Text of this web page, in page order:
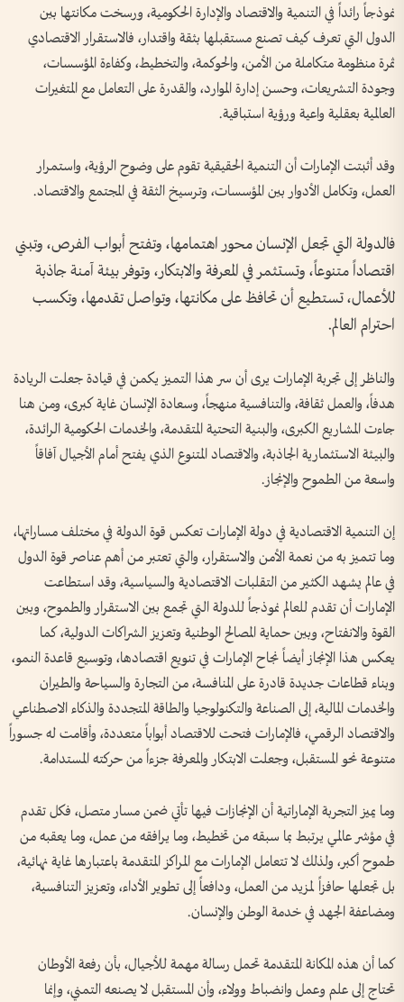
نموذجاً رائداً في التنمية والاقتصاد والإدارة الحكومية، ورسخت مكانتها بين
الدول التي تعرف كيف تصنع مستقبلها بثقة واقتدار، فالاستقرار الاقتصادي
ثمرة منظومة متكاملة من الأمن، والحوكمة، والتخطيط، وكفاءة المؤسسات،
وجودة التشريعات، وحسن إدارة الموارد، والقدرة على التعامل مع المتغيرات
العالمية بعقلية واعية ورؤية استباقية.
وقد أثبتت الإمارات أن التنمية الحقيقية تقوم على وضوح الرؤية، واستمرار
العمل، وتكامل الأدوار بين المؤسسات، وترسيخ الثقة في المجتمع والاقتصاد.
فالدولة التي تجعل الإنسان محور اهتمامها، وتفتح أبواب الفرص، وتبني
اقتصاداً متنوعاً، وتستثمر في المعرفة والابتكار، وتوفر بيئة آمنة جاذبة
للأعمال، تستطيع أن تحافظ على مكانتها، وتواصل تقدمها، وتكسب
احترام العالم.
والناظر إلى تجربة الإمارات يرى أن سر هذا التميز يكمن في قيادة جعلت الريادة
هدفاً، والعمل ثقافة، والتنافسية منهجاً، وسعادة الإنسان غاية كبرى، ومن هنا
جاءت المشاريع الكبرى، والبنية التحتية المتقدمة، والخدمات الحكومية الرائدة،
والبيئة الاستثمارية الجاذبة، والاقتصاد المتنوع الذي يفتح أمام الأجيال آفاقاً
واسعة من الطموح والإنجاز.
إن التنمية الاقتصادية في دولة الإمارات تعكس قوة الدولة في مختلف مساراتها،
وما تتميز به من نعمة الأمن والاستقرار، والتي تعتبر من أهم عناصر قوة الدول
في عالم يشهد الكثير من التقلبات الاقتصادية والسياسية، وقد استطاعت
الإمارات أن تقدم للعالم نموذجاً للدولة التي تجمع بين الاستقرار والطموح، وبين
القوة والانفتاح، وبين حماية المصالح الوطنية وتعزيز الشراكات الدولية، كما
يعكس هذا الإنجاز أيضاً نجاح الإمارات في تنويع اقتصادها، وتوسيع قاعدة النمو،
وبناء قطاعات جديدة قادرة على المنافسة، من التجارة والسياحة والطيران
والخدمات المالية، إلى الصناعة والتكنولوجيا والطاقة المتجددة والذكاء الاصطناعي
والاقتصاد الرقمي، فالإمارات فتحت للاقتصاد أبواباً متعددة، وأقامت له جسوراً
متنوعة نحو المستقبل، وجعلت الابتكار والمعرفة جزءاً من حركته المستدامة.
وما يميز التجربة الإماراتية أن الإنجازات فيها تأتي ضمن مسار متصل، فكل تقدم
في مؤشر عالمي يرتبط بما سبقه من تخطيط، وما يرافقه من عمل، وما يعقبه من
طموح أكبر، ولذلك لا تتعامل الإمارات مع المراكز المتقدمة باعتبارها​ غاية نهائية،
بل تجعلها حافزاً لمزيد من العمل، ودافعاً إلى تطوير الأداء، وتعزيز التنافسية،
ومضاعفة الجهد في خدمة الوطن والإنسان.
كما أن هذه المكانة المتقدمة تحمل رسالة مهمة للأجيال، بأن رفعة الأوطان
تحتاج إلى علم وعمل وانضباط وولاء، وأن المستقبل لا يصنعه التمني، وإنما